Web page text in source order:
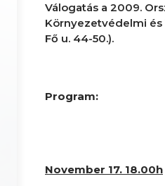
Válogatás a 2009.
Környezetvédelmi és
Fő u. 44-50.).
Program:
November 17. 18.00h